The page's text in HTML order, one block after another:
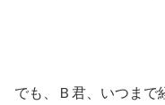
でも、Ｂ君、いつまで